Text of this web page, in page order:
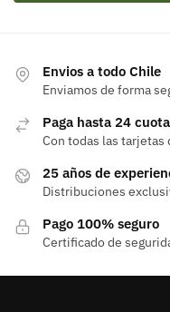
Envios a todo Chile
Enviamos de forma
Paga hasta 24
Con todas las
25 años de
Distribuciones
Pago 100% seguro
Certificado de